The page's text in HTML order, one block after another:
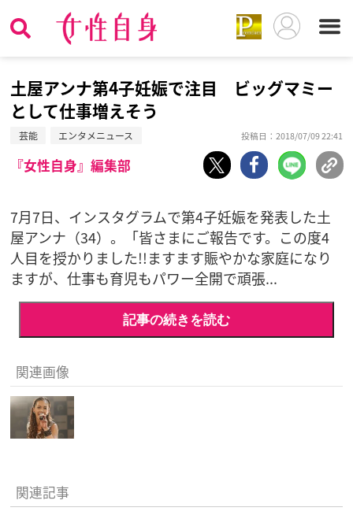
土屋アンナ第4子妊娠で注目 ビッグマミー
として仕事増えそう
芸能 エンタメニュース 投稿日：2018/07/09 22:41
『女性自身』編集部
7月7日、インスタグラムで第4子妊娠を発表した土
屋アンナ（34）。「皆さまにご報告です。この度4
人目を授かりました!!ますます賑やかな家庭になり
ますが、仕事も育児もパワー全開で頑張...
記事の続きを読む
関連画像
関連記事